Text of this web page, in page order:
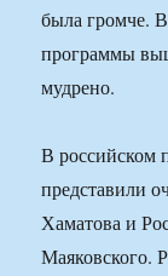
была громче.
программы
мудрено.
В российском
представили
Хаматова и
Маяковского.